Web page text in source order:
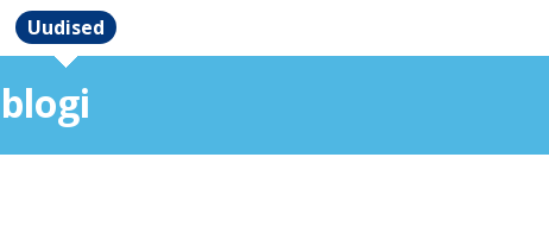
Uudised
blogi